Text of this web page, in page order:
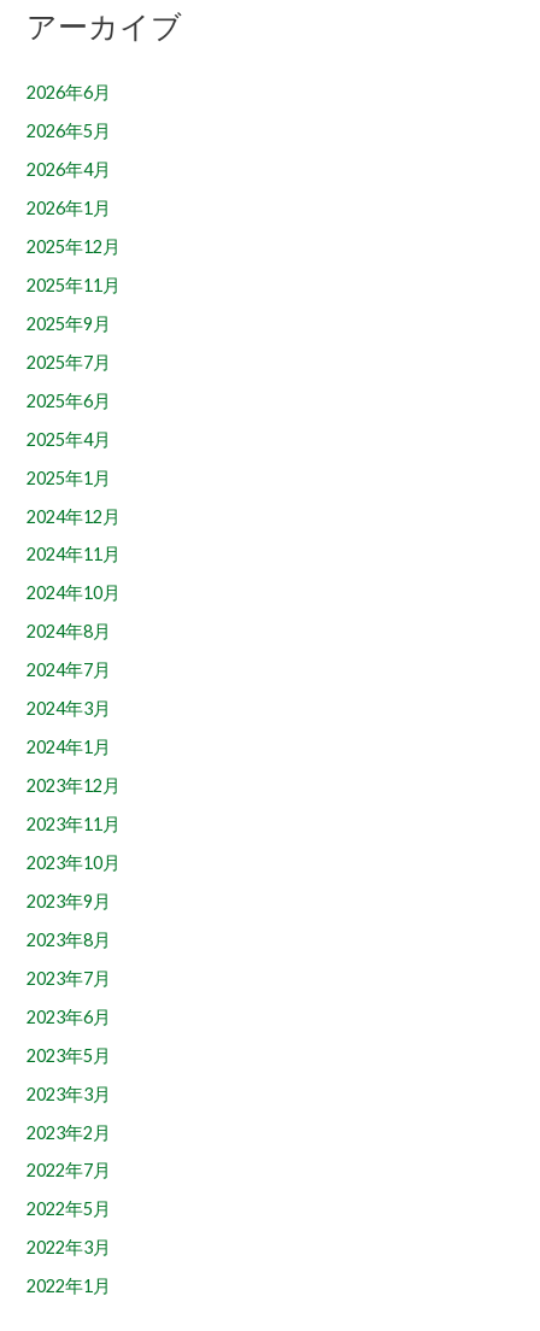
アーカイブ
2026年6月
2026年5月
2026年4月
2026年1月
2025年12月
2025年11月
2025年9月
2025年7月
2025年6月
2025年4月
2025年1月
2024年12月
2024年11月
2024年10月
2024年8月
2024年7月
2024年3月
2024年1月
2023年12月
2023年11月
2023年10月
2023年9月
2023年8月
2023年7月
2023年6月
2023年5月
2023年3月
2023年2月
2022年7月
2022年5月
2022年3月
2022年1月